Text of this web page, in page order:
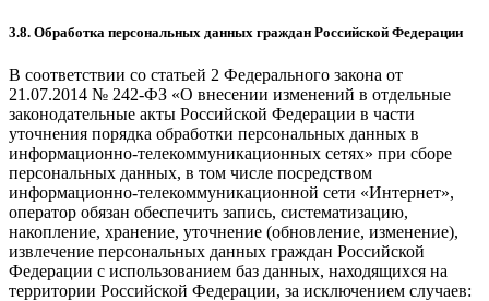
3.8. Обработка персональных данных граждан Российской Федерации
В соответствии со статьей 2 Федерального закона от
21.07.2014 № 242-ФЗ «О внесении изменений в отдельные
законодательные акты Российской Федерации в части
уточнения порядка обработки персональных данных в
информационно-телекоммуникационных сетях» при сборе
персональных данных, в том числе посредством
информационно-телекоммуникационной сети «Интернет»,
оператор обязан обеспечить запись, систематизацию,
накопление, хранение, уточнение (обновление, изменение),
извлечение персональных данных граждан Российской
Федерации с использованием баз данных, находящихся на
территории Российской Федерации, за исключением случаев: